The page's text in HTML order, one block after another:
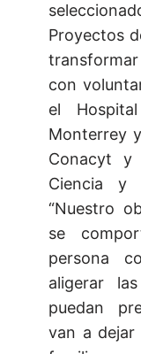
Proyectos
con
el
Monterrey
Conacyt y
Ciencia y
“Nuestro
se
persona
aligerar
puedan
van a dejar